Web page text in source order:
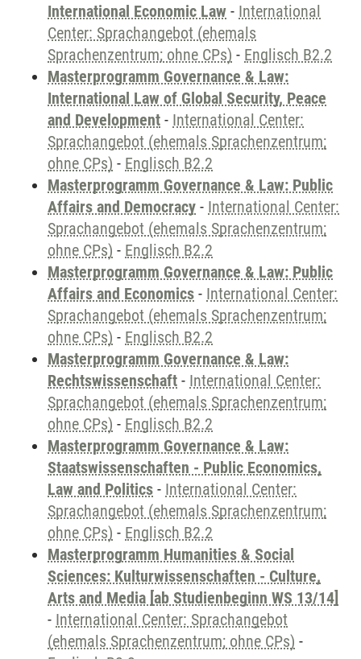
International Economic Law - International
Center: Sprachangebot (ehemals
Sprachenzentrum; ohne CPs) - Englisch B2.2
Masterprogramm Governance & Law:
International Law of Global Security, Peace
and Development - International Center:
Sprachangebot (ehemals Sprachenzentrum;
ohne CPs) - Englisch B2.2
Masterprogramm Governance & Law: Public
Affairs and Democracy - International Center:
Sprachangebot (ehemals Sprachenzentrum;
ohne CPs) - Englisch B2.2
Masterprogramm Governance & Law: Public
Affairs and Economics - International Center:
Sprachangebot (ehemals Sprachenzentrum;
ohne CPs) - Englisch B2.2
Masterprogramm Governance & Law:
Rechtswissenschaft - International Center:
Sprachangebot (ehemals Sprachenzentrum;
ohne CPs) - Englisch B2.2
Masterprogramm Governance & Law:
Staatswissenschaften - Public Economics,
Law and Politics - International Center:
Sprachangebot (ehemals Sprachenzentrum;
ohne CPs) - Englisch B2.2
Masterprogramm Humanities & Social
Sciences: Kulturwissenschaften - Culture,
Arts and Media [ab Studienbeginn WS 13/14]
- International Center: Sprachangebot
(ehemals Sprachenzentrum; ohne CPs) -